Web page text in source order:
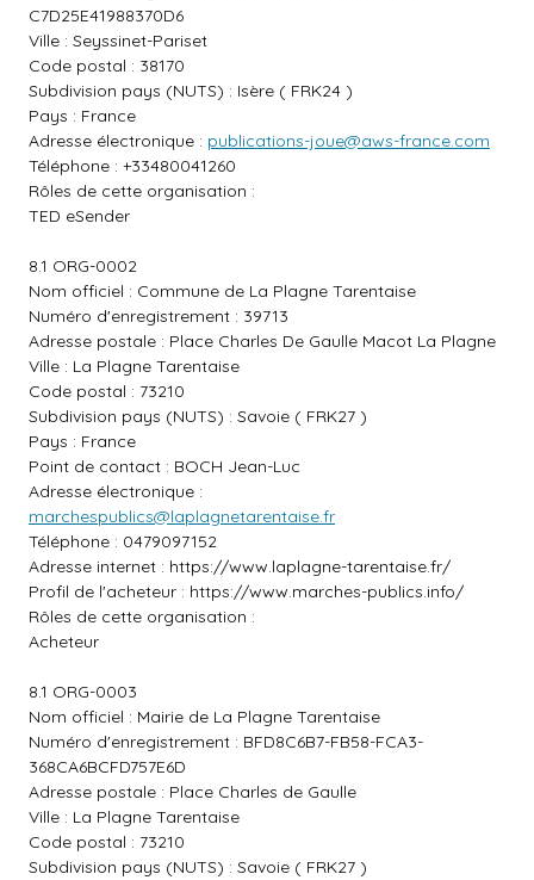
C7D25E41988370D6
Ville : Seyssinet-Pariset
Code postal : 38170
Subdivision pays (NUTS) : Isère ( FRK24 )
Pays : France
Adresse électronique : publications-joue@aws-france.com
Téléphone : +33480041260
Rôles de cette organisation :
TED eSender
8.1 ORG-0002
Nom officiel : Commune de La Plagne Tarentaise
Numéro d'enregistrement : 39713
Adresse postale : Place Charles De Gaulle Macot La Plagne
Ville : La Plagne Tarentaise
Code postal : 73210
Subdivision pays (NUTS) : Savoie ( FRK27 )
Pays : France
Point de contact : BOCH Jean-Luc
Adresse électronique :
marchespublics@laplagnetarentaise.fr
Téléphone : 0479097152
Adresse internet : https://www.laplagne-tarentaise.fr/
Profil de l'acheteur : https://www.marches-publics.info/
Rôles de cette organisation :
Acheteur
8.1 ORG-0003
Nom officiel : Mairie de La Plagne Tarentaise
Numéro d'enregistrement : BFD8C6B7-FB58-FCA3-
368CA6BCFD757E6D
Adresse postale : Place Charles de Gaulle
Ville : La Plagne Tarentaise
Code postal : 73210
Subdivision pays (NUTS) : Savoie ( FRK27 )